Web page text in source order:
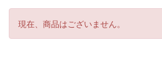
現在、商品はございません。